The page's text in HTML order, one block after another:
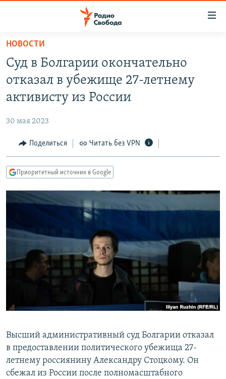
упрощенного
доступа
основному
Вернутся
Вернутся
поиску
ПОДКАСТЫ
АВТОРСКИЕ ПРОЕКТЫ
МНЕНИЯ
КУЛЬТУРА
КАВКАЗ.РЕАЛИИ
СЕВЕР.РЕАЛИИ
РАСПИСАНИЕ ВЕЩАНИЯ
ПОДПИШИТЕСЬ НА РАССЫЛКУ
СОЦИАЛЬНЫЕ СЕТИ
Все сайты РСЕ/РС
НОВОСТИ
Суд в Болгарии окончательно
отказал в убежище 27-летнему
активисту из России
30 мая 2023
Поделиться Читать без VPN
Приоритетный источник в Google
Высший административный суд Болгарии отказал
в предоставлении политического убежища 27-
летнему россиянину Александру Стоцкому. Он
сбежал из России после полномасштабного